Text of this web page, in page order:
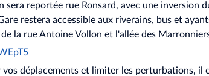
sera reportée rue Ronsard, avec une inversion
restera accessible aux riverains, bus et
de la rue Antoine Vollon et l'allée des
déplacements et limiter les perturbations, il